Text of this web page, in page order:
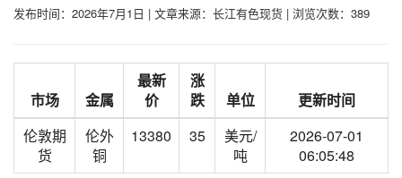
发布时间：2026年7月1日 | 文章来源：长江有色现货 | 浏览次数：389
市场 金属
最新
价
涨
跌
单位
更新时间
伦敦期
货
伦外
铜
13380 35
美元/
吨
2026-07-01
06:05:48